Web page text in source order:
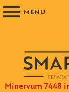
Minervum 7448